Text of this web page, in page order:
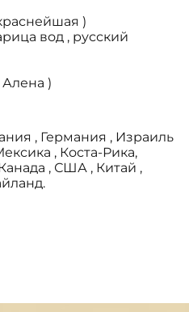
)
вод , русский
Алена )
, Германия , Израиль
, Коста-Рика,
, США , Китай ,